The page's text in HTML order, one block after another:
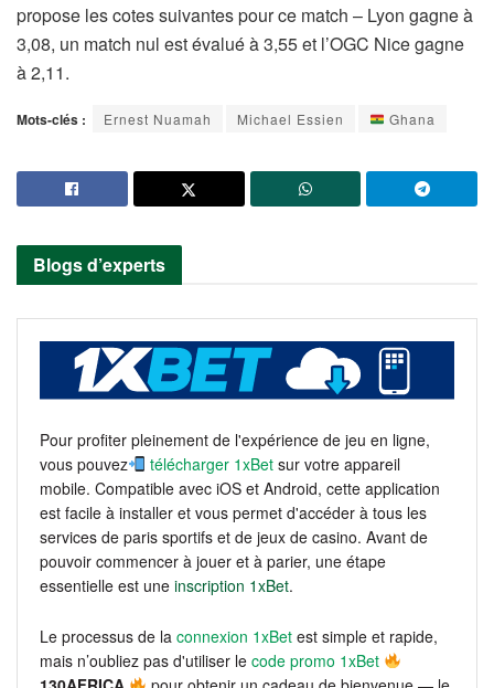
propose les cotes suivantes pour ce match – Lyon gagne à
3,08, un match nul est évalué à 3,55 et l’OGC Nice gagne
à 2,11.
Mots-clés : Ernest Nuamah Michael Essien Ghana
Blogs d’experts
Pour profiter pleinement de l'expérience de jeu en ligne,
vous pouvez
télécharger 1xBet sur votre appareil
mobile. Compatible avec iOS et Android, cette application
est facile à installer et vous permet d'accéder à tous les
services de paris sportifs et de jeux de casino. Avant de
pouvoir commencer à jouer et à parier, une étape
essentielle est une inscription 1xBet.
Le processus de la connexion 1xBet est simple et rapide,
mais n’oubliez pas d'utiliser le code promo 1xBet